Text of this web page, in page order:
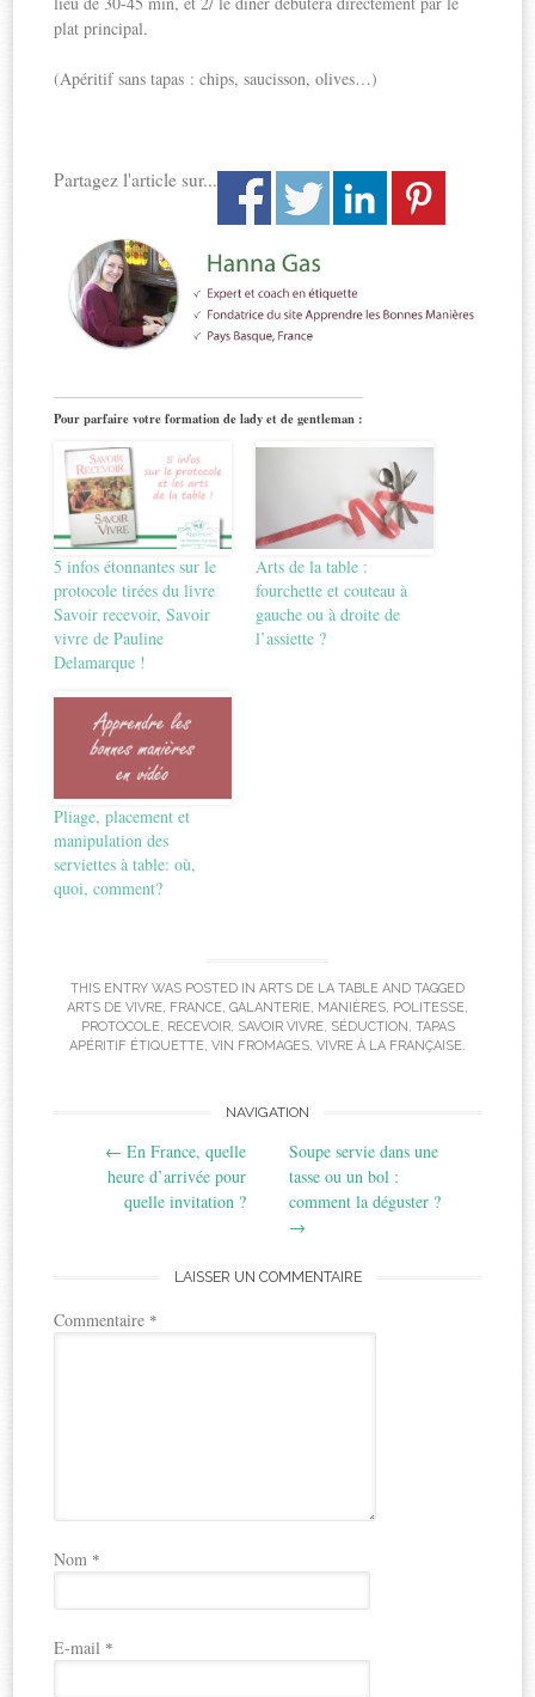
plat principal.
(Apéritif sans tapas : chips, saucisson, olives…)
Partagez l'article sur...
Pour parfaire votre formation de lady et de gentleman :
5 infos étonnantes sur le
protocole tirées du livre
Savoir recevoir, Savoir
vivre de Pauline
Delamarque !
Arts de la table :
fourchette et couteau à
gauche ou à droite de
l’assiette ?
Pliage, placement et
manipulation des
serviettes à table: où,
quoi, comment?
THIS ENTRY WAS POSTED IN ARTS DE LA TABLE AND TAGGED
ARTS DE VIVRE, FRANCE, GALANTERIE, MANIÈRES, POLITESSE,
PROTOCOLE, RECEVOIR, SAVOIR VIVRE, SÉDUCTION, TAPAS
APÉRITIF ÉTIQUETTE, VIN FROMAGES, VIVRE À LA FRANÇAISE.
navigation
NAVIGATION
← En France, quelle
heure d’arrivée pour
quelle invitation ?
Soupe servie dans une
tasse ou un bol :
comment la déguster ?
→
LAISSER UN COMMENTAIRE
Commentaire *
Nom *
E-mail *